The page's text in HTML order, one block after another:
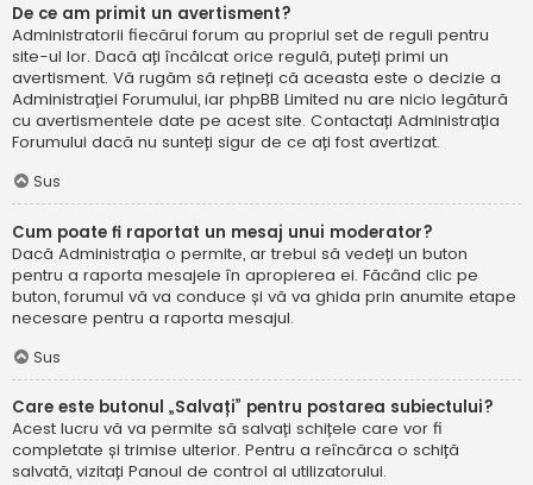
De ce am primit un avertisment?
Administratorii fiecărui forum au propriul set de reguli pentru
site-ul lor. Dacă ați încălcat orice regulă, puteți primi un
avertisment. Vă rugăm să rețineți că aceasta este o decizie a
Administrației Forumului, iar phpBB Limited nu are nicio legătură
cu avertismentele date pe acest site. Contactați Administrația
Forumului dacă nu sunteți sigur de ce ați fost avertizat.
Sus
Cum poate fi raportat un mesaj unui moderator?
Dacă Administrația o permite, ar trebui să vedeți un buton
pentru a raporta mesajele în apropierea ei. Făcând clic pe
buton, forumul vă va conduce și vă va ghida prin anumite etape
necesare pentru a raporta mesajul.
Sus
Care este butonul „Salvați” pentru postarea subiectului?
Acest lucru vă va permite să salvați schițele care vor fi
completate și trimise ulterior. Pentru a reîncărca o schiță
salvată, vizitați Panoul de control al utilizatorului.